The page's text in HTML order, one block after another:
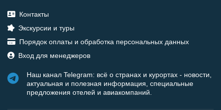
Контакты
Экскурсии и туры
Порядок оплаты и обработка персональных данных
Вход для менеджеров
Наш канал Telegram: всё о странах и курортах - новости,
актуальная и полезная информация, специальные
предложения отелей и авиакомпаний.